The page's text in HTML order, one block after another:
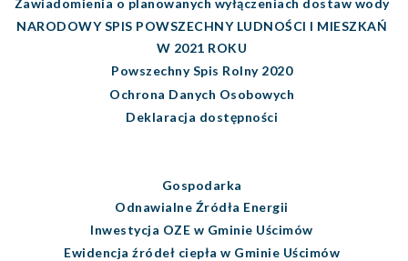
Zawiadomienia o planowanych wyłączeniach dostaw wody
NARODOWY SPIS POWSZECHNY LUDNOŚCI I MIESZKAŃ
W 2021 ROKU
Powszechny Spis Rolny 2020
Ochrona Danych Osobowych
Deklaracja dostępności
Gospodarka
Odnawialne Źródła Energii
Inwestycja OZE w Gminie Uścimów
Ewidencja źródeł ciepła w Gminie Uścimów